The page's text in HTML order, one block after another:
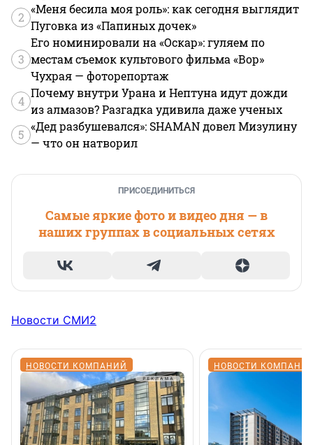
2
«Меня бесила моя роль»: как сегодня выглядит
Пуговка из «Папиных дочек»
3
Его номинировали на «Оскар»: гуляем по
местам съемок культового фильма «Вор»
Чухрая — фоторепортаж
4
Почему внутри Урана и Нептуна идут дожди
из алмазов? Разгадка удивила даже ученых
5
«Дед разбушевался»: SHAMAN довел Мизулину
— что он натворил
ПРИСОЕДИНИТЬСЯ
Самые яркие фото и видео дня — в
наших группах в социальных сетях
Новости СМИ2
НОВОСТИ КОМПАНИЙ НОВОСТИ